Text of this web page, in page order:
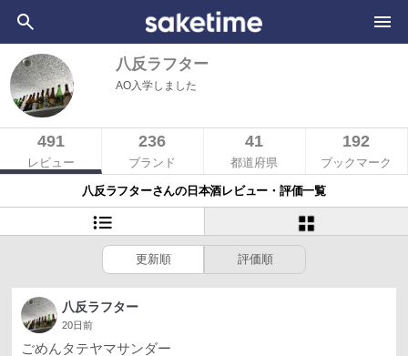
八反ラフター
AO入学しました
491
レビュー
236
ブランド
41
都道府県
192
ブックマーク
八反ラフターさんの日本酒レビュー・評価一覧
更新順 評価順
八反ラフター
20日前
ごめんタテヤマサンダー